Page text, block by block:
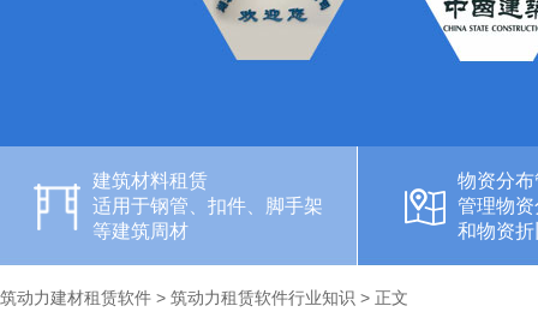
建筑材料租赁
适用于钢管、扣件、脚手架
等建筑周材
物资分布
管理物
和物资折
筑动力建材租赁软件 > 筑动力租赁软件行业知识 > 正文